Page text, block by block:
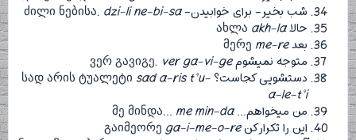
شب بخیر- برای خوابیدن- ძილი ნებისა.dzi-li ne-bi-sa
حالا ახლაakh-la
بعد მერეme-re
متوجه نمیشوم ვერ გავიგე.ver ga-vi-ge
دستشویی کجاست؟ სად არის ტუალეტიsad a-ris t’u-
a-le-t’i
من میخواهم… მე მინდა…me min-da
این را تکرار کن გაიმეორეga-i-me-o-re